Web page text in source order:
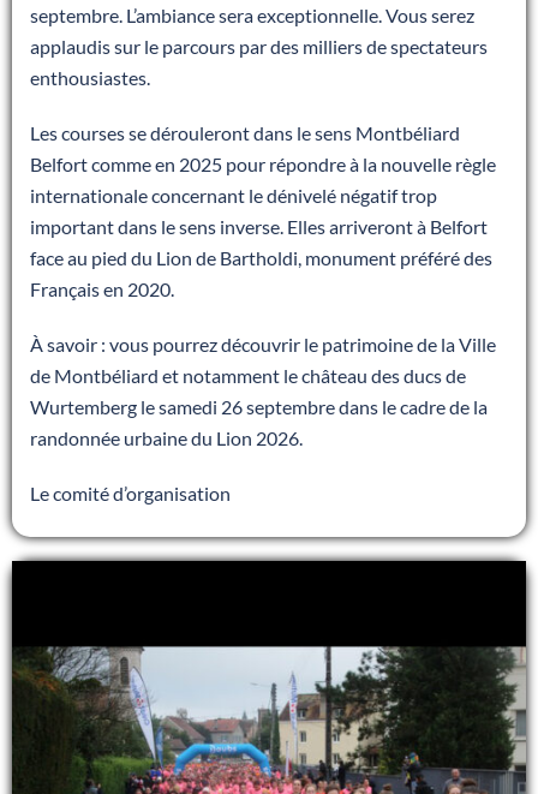
septembre. L’ambiance sera exceptionnelle. Vous serez
applaudis sur le parcours par des milliers de spectateurs
enthousiastes.
Les courses se dérouleront dans le sens Montbéliard
Belfort comme en 2025 pour répondre à la nouvelle règle
internationale concernant le dénivelé négatif trop
important dans le sens inverse. Elles arriveront à Belfort
face au pied du Lion de Bartholdi, monument préféré des
Français en 2020.
À savoir : vous pourrez découvrir le patrimoine de la Ville
de Montbéliard et notamment le château des ducs de
Wurtemberg le samedi 26 septembre dans le cadre de la
randonnée urbaine du Lion 2026.
Le comité d’organisation